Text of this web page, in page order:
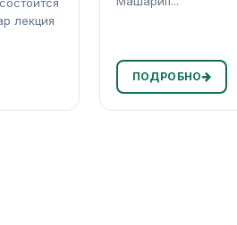
лекция
ПОДРОБНО